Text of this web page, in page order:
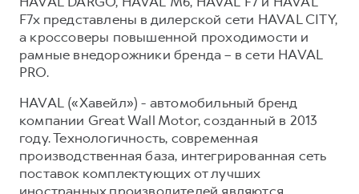
F7x представлены в дилерской сети HAVAL CITY,
а кроссоверы повышенной проходимости и
рамные внедорожники бренда – в сети HAVAL
PRO.
HAVAL («Хавейл») - автомобильный бренд
компании Great Wall Motor, созданный в 2013
году. Технологичность, современная
производственная база, интегрированная сеть
поставок комплектующих от лучших